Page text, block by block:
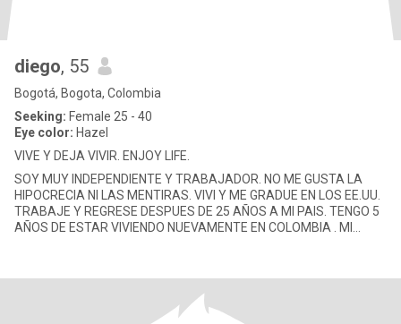
diego, 55
Bogotá, Bogota, Colombia
Seeking: Female 25 - 40
Eye color: Hazel
VIVE Y DEJA VIVIR. ENJOY LIFE.
SOY MUY INDEPENDIENTE Y TRABAJADOR. NO ME GUSTA LA
HIPOCRECIA NI LAS MENTIRAS. VIVI Y ME GRADUE EN LOS EE.UU.
TRABAJE Y REGRESE DESPUES DE 25 AÑOS A MI PAIS. TENGO 5
AÑOS DE ESTAR VIVIENDO NUEVAMENTE EN COLOMBIA . MI